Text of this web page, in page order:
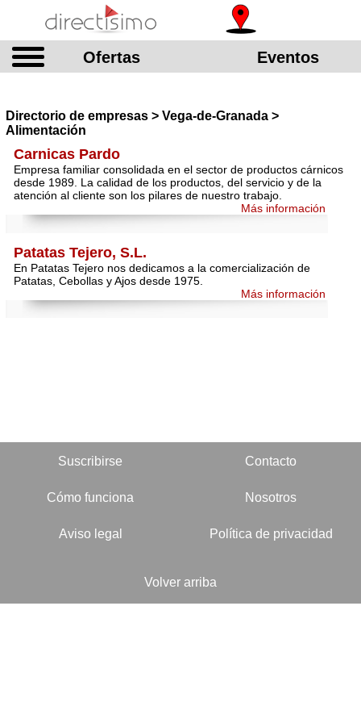
Ofertas Eventos
Directorio de empresas > Vega-de-Granada >
Alimentación
Carnicas Pardo
Empresa familiar consolidada en el sector de productos cárnicos
desde 1989. La calidad de los productos, del servicio y de la
atención al cliente son los pilares de nuestro trabajo.
Más información
Patatas Tejero, S.L.
En Patatas Tejero nos dedicamos a la comercialización de
Patatas, Cebollas y Ajos desde 1975.
Más información
Suscribirse Contacto
Cómo funciona Nosotros
Aviso legal Política de privacidad
Volver arriba